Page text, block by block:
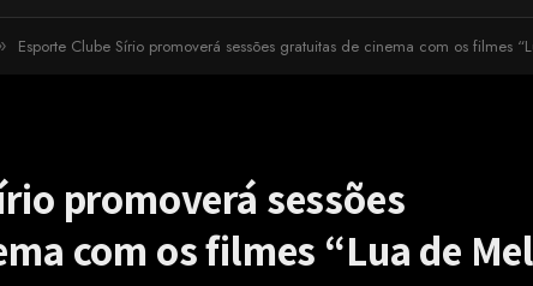
Esporte Clube Sírio promoverá sessões gratuitas de cinema com os filmes
promoverá sessões
com os filmes “Lua de Mel